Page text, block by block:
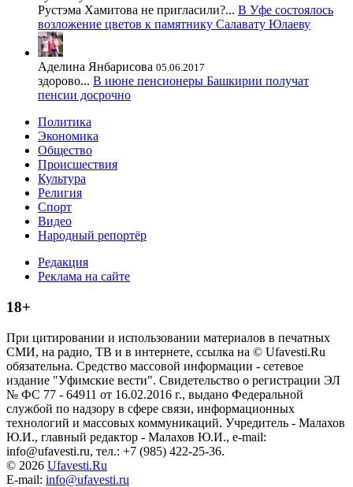
Рустэма Хамитова не пригласили?... В Уфе состоялось
возложение цветов к памятнику Салавату Юлаеву
Аделина Янбарисова 05.06.2017
здорово... В июне пенсионеры Башкирии получат
пенсии досрочно
Политика
Экономика
Общество
Происшествия
Культура
Религия
Спорт
Видео
Народный репортёр
Редакция
Реклама на сайте
18+
При цитировании и использовании материалов в печатных
СМИ, на радио, ТВ и в интернете, ссылка на © Ufavesti.Ru
обязательна. Средство массовой информации - сетевое
издание "Уфимские вести". Свидетельство о регистрации ЭЛ
№ ФС 77 - 64911 от 16.02.2016 г., выдано Федеральной
службой по надзору в сфере связи, информационных
технологий и массовых коммуникаций. Учредитель - Малахов
Ю.И., главный редактор - Малахов Ю.И., e-mail:
info@ufavesti.ru, тел.: +7 (985) 422-25-36.
© 2026 Ufavesti.Ru
E-mail: info@ufavesti.ru